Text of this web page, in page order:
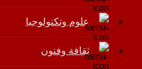
علوم وتكنولوجيا
ثقافة وفنون